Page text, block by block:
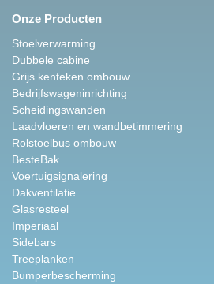
Onze Producten
Stoelverwarming
Dubbele cabine
Grijs kenteken ombouw
Bedrijfswageninrichting
Scheidingswanden
Laadvloeren en wandbetimmering
Rolstoelbus ombouw
BesteBak
Voertuigsignalering
Dakventilatie
Glasresteel
Imperiaal
Sidebars
Treeplanken
Bumperbescherming